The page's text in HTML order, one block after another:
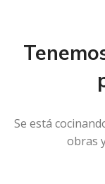
Se está
obras